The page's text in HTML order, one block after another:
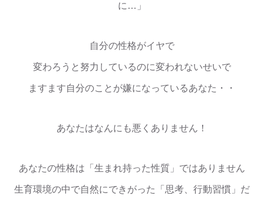
に…」
自分の性格がイヤで
変わろうと努力しているのに変われないせいで
ますます自分のことが嫌になっているあなた・・
あなたはなんにも悪くありません！
あなたの性格は「生まれ持った性質」ではありません
生育環境の中で自然にできがった「思考、行動習慣」だ